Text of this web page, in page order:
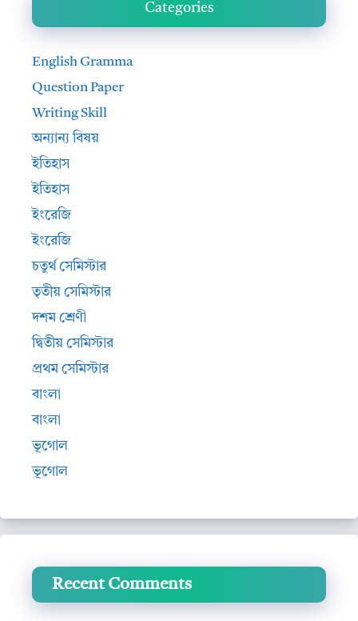
Categories
English Gramma
Question Paper
Writing Skill
অন্যান্য বিষয়
ইতিহাস
ইতিহাস
ইংরেজি
ইংরেজি
চতুর্থ সেমিস্টার
তৃতীয় সেমিস্টার
দশম শ্রেণী
দ্বিতীয় সেমিস্টার
প্রথম সেমিস্টার
বাংলা
বাংলা
ভূগোল
ভূগোল
Recent Comments